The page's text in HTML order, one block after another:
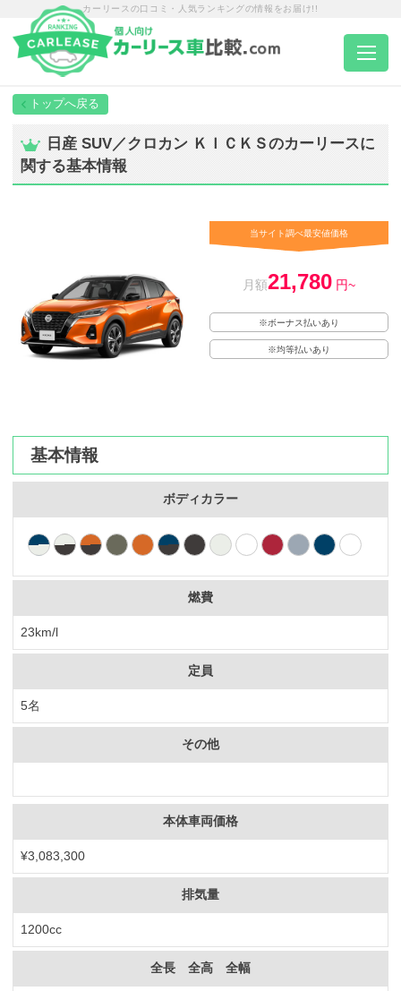
カーリースの口コミ・人気ランキングの情報をお届け!!
トップページ
カーリース一覧
エリア別店舗一覧
車種から選ぶ
お役立ち記事
閉じる
日産 SUV／クロカン ＫＩＣＫＳのカーリースに
関する基本情報
当サイト調べ最安値価格
月額21,780 円~
※ボーナス払いあり
※均等払いあり
基本情報
ボディカラー
燃費
23km/l
定員
5名
その他
本体車両価格
¥3,083,300
排気量
1200cc
全長 全高 全幅